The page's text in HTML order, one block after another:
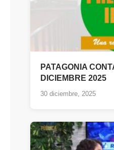
PATAGONIA
DICIEMBRE 2025
30 diciembre, 2025